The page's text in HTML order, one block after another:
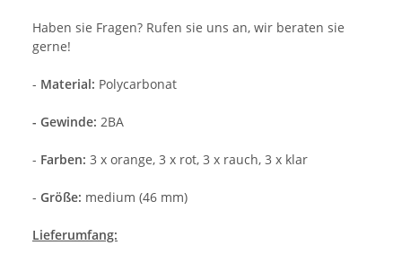
Haben sie Fragen? Rufen sie uns an, wir beraten sie
gerne!
- Material: Polycarbonat
- Gewinde: 2BA
- Farben: 3 x orange, 3 x rot, 3 x rauch, 3 x klar
- Größe: medium (46 mm)
Lieferumfang: